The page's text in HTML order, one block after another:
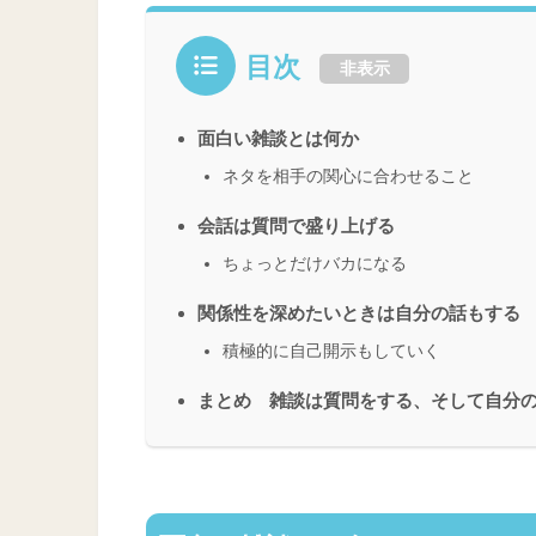
目次 非表示
面白い雑談とは何か
ネタを相手の関心に合わせること
会話は質問で盛り上げる
ちょっとだけバカになる
関係性を深めたいときは自分の話もする
積極的に自己開示もしていく
まとめ 雑談は質問をする、そして自分